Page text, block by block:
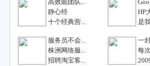
高效能团队...
静心经
十个经典营...
HP
是
服务员不会...
株洲网络服...
招聘淘宝客...
一
每